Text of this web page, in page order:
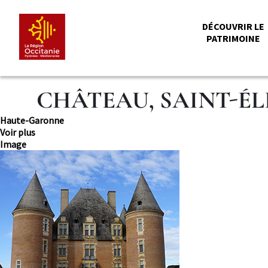
contenu
principal
DÉCOUVRIR LE
PATRIMOINE
CHÂTEAU, SAINT-
Département
Haute-Garonne
Voir plus
Image
Image